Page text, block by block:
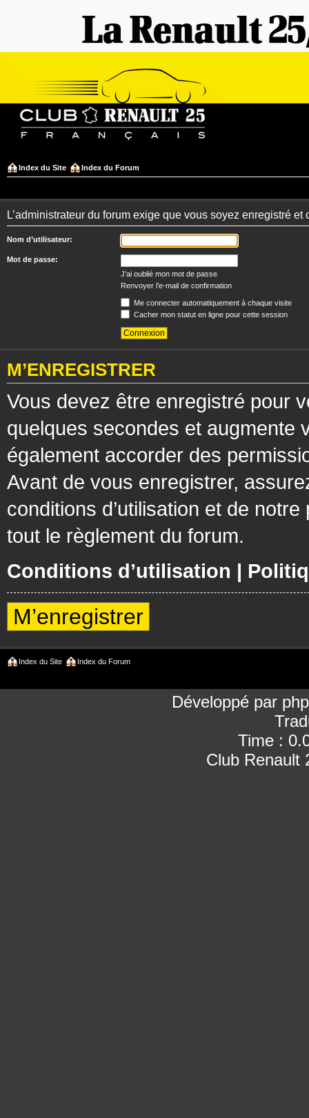
Index du Site Index du Forum
L’administrateur du forum exige que vous soyez enregistré
Nom d’utilisateur:
Mot de passe:
J’ai oublié mon mot de passe
Renvoyer l’e-mail de confirmation
Me connecter automatiquement à chaque visite
Cacher mon statut en ligne pour cette session
M’ENREGISTRER
Vous devez être enregistré pour
quelques secondes et augmente
également accorder des
Avant de vous enregistrer,
conditions d’utilisation et de
tout le règlement du forum.
Conditions d’utilisation |
M’enregistrer
Index du Site Index du Forum
Développé par
Time :
Club Renault